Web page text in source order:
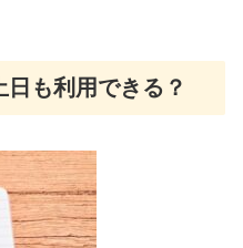
も利用できる？